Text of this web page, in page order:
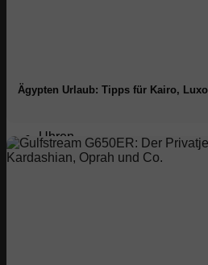
Nischenparfums
Uhren
Ägypten Urlaub: Tipps für Kairo,